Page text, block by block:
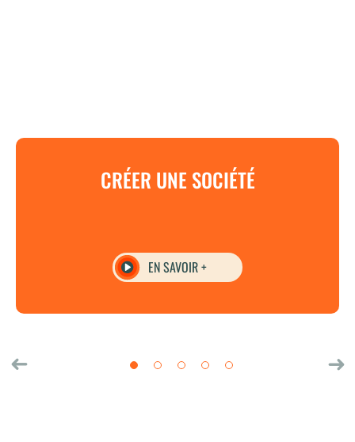
CRÉER UNE SOCIÉTÉ
EN SAVOIR +